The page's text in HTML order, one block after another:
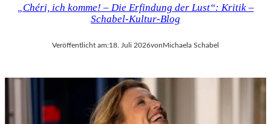
„Chéri, ich komme! – Die Erfindung der Lust“: Kritik –
Schabel-Kultur-Blog
Veröffentlicht am:18. Juli 2026vonMichaela Schabel